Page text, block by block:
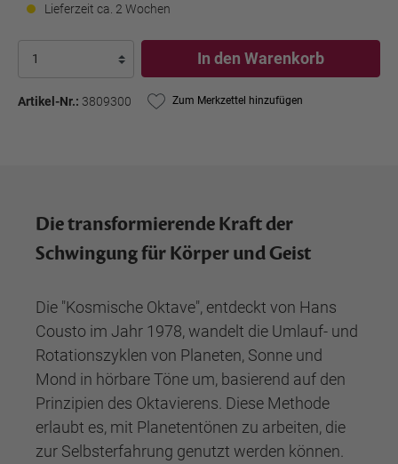
Lieferzeit ca. 2 Wochen
In den Warenkorb
Artikel-Nr.: 3809300 Zum Merkzettel hinzufügen
Die transformierende Kraft der
Schwingung für Körper und Geist
Die "Kosmische Oktave", entdeckt von Hans
Cousto im Jahr 1978, wandelt die Umlauf- und
Rotationszyklen von Planeten, Sonne und
Mond in hörbare Töne um, basierend auf den
Prinzipien des Oktavierens. Diese Methode
erlaubt es, mit Planetentönen zu arbeiten, die
zur Selbsterfahrung genutzt werden können.